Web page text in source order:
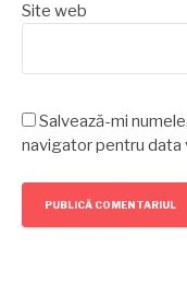
Site web
Salvează-mi
navigator pentru data